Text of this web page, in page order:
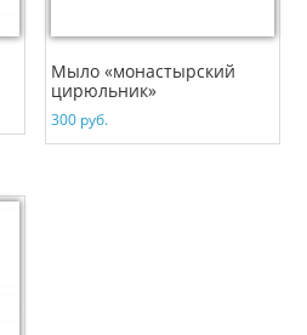
Мыло «монастырский
цирюльник»
300 руб.